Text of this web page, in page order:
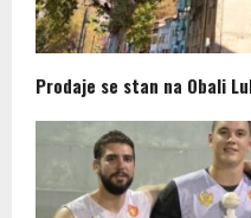
Prodaje se stan na Obali